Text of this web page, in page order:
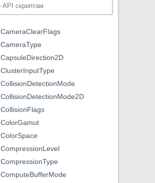
BatteryStatus
CameraClearFlags
CameraType
CapsuleDirection2D
ClusterInputType
CollisionDetectionMode
CollisionDetectionMode2D
CollisionFlags
ColorGamut
ColorSpace
CompressionLevel
CompressionType
ComputeBufferMode